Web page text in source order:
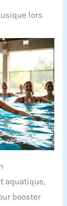
lors
aquatique,
booster